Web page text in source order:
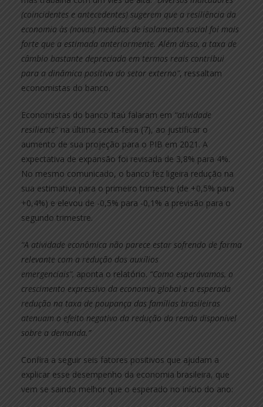
(coincidentes e antecedentes) sugerem que a resiliência da
economia às (novas) medidas de isolamento social foi mais
forte que a estimada anteriormente. Além disso, a taxa de
câmbio bastante depreciada em termos reais contribui
para a dinâmica positiva do setor externo”, ressaltam
economistas do banco.
Economistas do banco Itaú falaram em “atividade
resiliente” na última sexta-feira (7), ao justificar o
aumento de sua projeção para o PIB em 2021. A
expectativa de expansão foi revisada de 3,8% para 4%.
No mesmo comunicado, o banco fez ligeira redução na
sua estimativa para o primeiro trimestre (de +0,5% para
+0,4%) e elevou de -0,5% para -0,1% a previsão para o
segundo trimestre.
“A atividade econômica não parece estar sofrendo de forma
relevante com a redução dos auxílios
emergenciais”, aponta o relatório. “Como esperávamos, o
crescimento expressivo da economia global e a esperada
redução na taxa de poupança das famílias brasileiras
atenuam o efeito negativo da redução da renda disponível
sobre a demanda.”
Confira a seguir seis fatores positivos que ajudam a
explicar esse desempenho da economia brasileira, que
vem se saindo melhor que o esperado no início do ano: